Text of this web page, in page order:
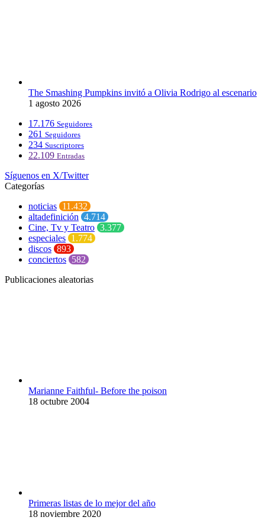
The Smashing Pumpkins invitó a Olivia Rodrigo al escenario
1 agosto 2026
17.176 Seguidores
261 Seguidores
234 Suscriptores
22.109 Entradas
Síguenos en X/Twitter
Categorías
noticias 11.432
altadefinición 4.714
Cine, Tv y Teatro 3.377
especiales 1.774
discos 893
conciertos 582
Publicaciones aleatorias
Marianne Faithful- Before the poison
18 octubre 2004
Primeras listas de lo mejor del año
18 noviembre 2020